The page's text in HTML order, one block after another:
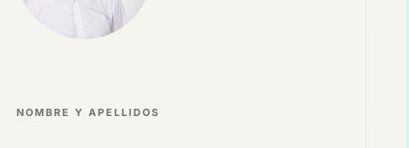
NOMBRE Y APELLIDOS